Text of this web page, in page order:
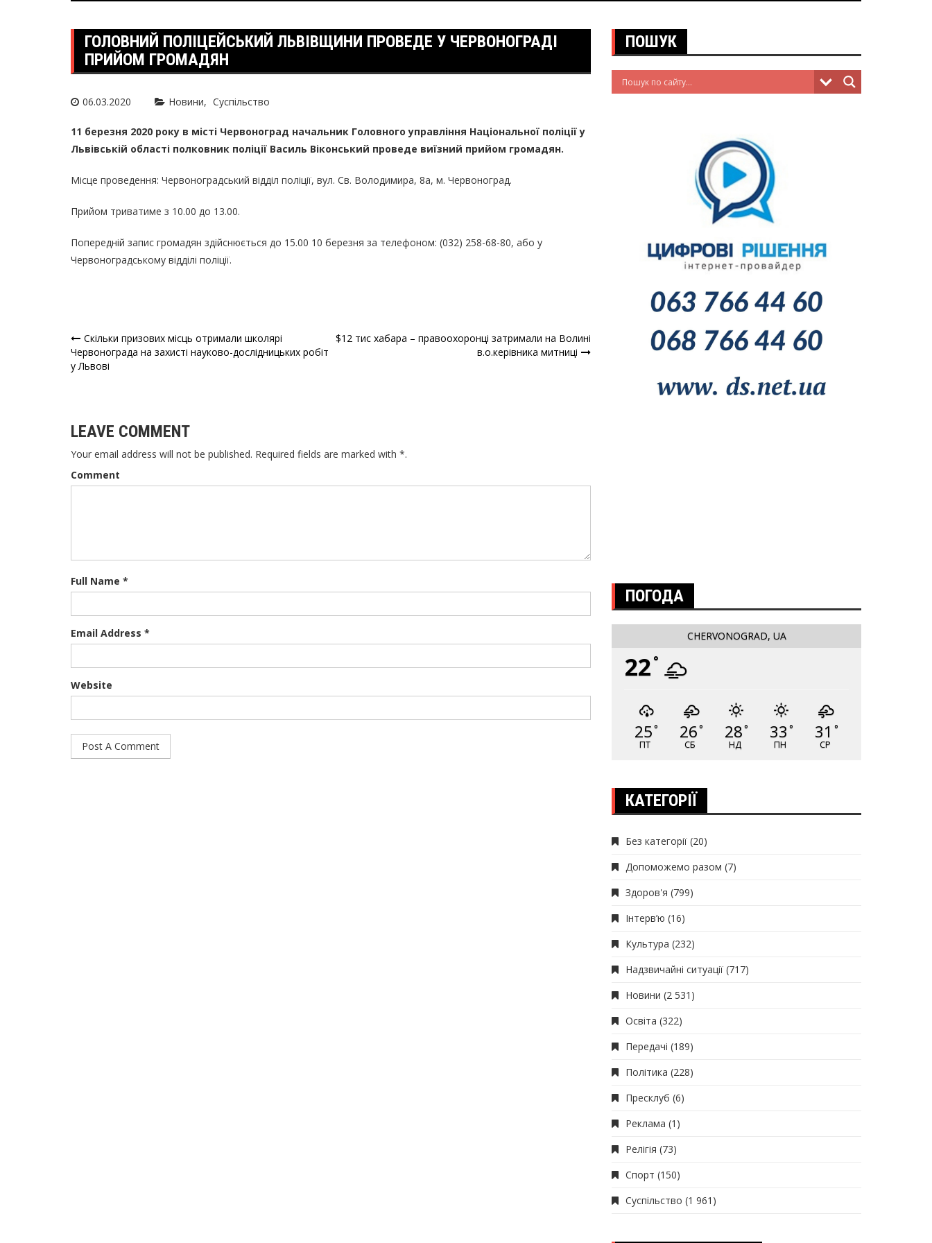
ГОЛОВНИЙ ПОЛІЦЕЙСЬКИЙ ЛЬВІВЩИНИ ПРОВЕДЕ У ЧЕРВОНОГРАДІ
ПРИЙОМ ГРОМАДЯН
06.03.2020 Новини Суспільство
11 березня 2020 року в місті Червоноград начальник Головного управління Національної поліції у
Львівській області полковник поліції Василь Віконський проведе виїзний прийом громадян.
Місце проведення: Червоноградський відділ поліції, вул. Св. Володимира, 8а, м. Червоноград.
Прийом триватиме з 10.00 до 13.00.
Попередній запис громадян здійснюється до 15.00 10 березня за телефоном: (032) 258-68-80, або у
Червоноградському відділі поліції.
Навігація
записів
Скільки призових місць отримали школярі
Червонограда на захисті науково-дослідницьких робіт
у Львові
$12 тис хабара – правоохоронці затримали на Волині
в.о.керівника митниці
LEAVE COMMENT
Your email address will not be published. Required fields are marked with *.
Comment
Full Name *
Email Address *
Website
ПОШУК
ПОГОДА
CHERVONOGRAD, UA
22 °
25°
ПТ
26°
СБ
28°
НД
33 °
ПН
31 °
СР
КАТЕГОРІЇ
Без категорії (20)
Допоможемо разом (7)
Здоров'я (799)
Інтерв’ю (16)
Культура (232)
Надзвичайні ситуації (717)
Новини (2 531)
Освіта (322)
Передачі (189)
Політика (228)
Пресклуб (6)
Реклама (1)
Релігія (73)
Спорт (150)
Суспільство (1 961)